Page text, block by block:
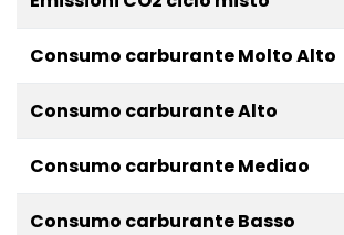
Consumo carburante Molto Alto
Consumo carburante Alto
Consumo carburante Mediao
Consumo carburante Basso